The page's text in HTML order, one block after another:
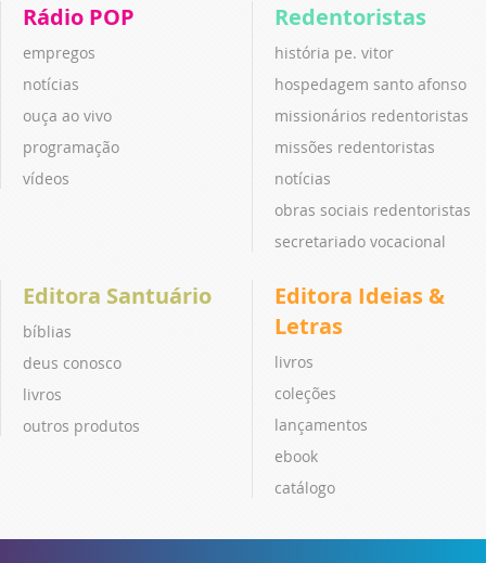
Rádio POP
empregos
notícias
ouça ao vivo
programação
vídeos
Redentoristas
história pe. vitor
hospedagem santo afonso
missionários redentoristas
missões redentoristas
notícias
obras sociais redentoristas
secretariado vocacional
Editora Santuário
bíblias
deus conosco
livros
outros produtos
Editora Ideias &
Letras
livros
coleções
lançamentos
ebook
catálogo